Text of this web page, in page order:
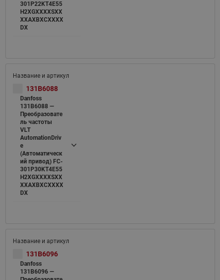
301P22KT4E55
H2XGXXXXSXX
XXAXBXCXXXX
DX
131B6088
Danfoss
131B6088 —
Преобразовате
ль частоты
VLT
AutomationDriv
e
(Автоматическ
ий привод) FC-
301P30KT4E55
H2XGXXXXSXX
XXAXBXCXXXX
DX
131B6096
Danfoss
131B6096 —